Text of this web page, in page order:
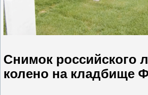
Снимок российского
колено на кладбище